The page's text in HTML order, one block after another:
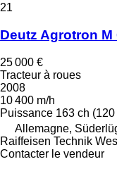
21
Deutz Agrotron M
25 000 €
Tracteur à roues
2008
10 400 m/h
Puissance 163 ch (120
Allemagne,
Raiffeisen Technik
Contacter le vendeur